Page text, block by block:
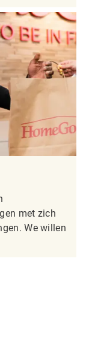
met zich
We willen